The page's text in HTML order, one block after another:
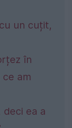
un cuțit,
în
am
deci ea a